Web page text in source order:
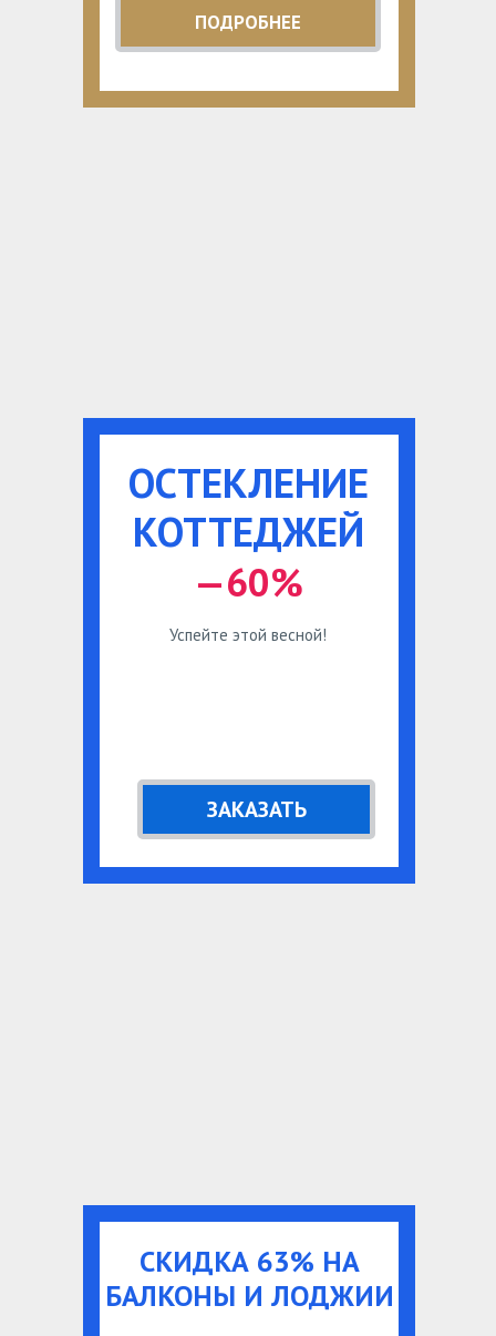
ПОДРОБНЕЕ
ОСТЕКЛЕНИЕ
КОТТЕДЖЕЙ
ЗАКАЗАТЬ
—60%
Успейте этой весной!
СКИДКА 63% НА
БАЛКОНЫ И ЛОДЖИИ